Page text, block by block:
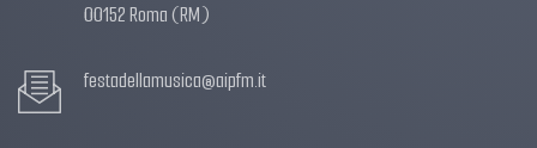
00152 Roma (RM)
festadellamusica@aipfm.it